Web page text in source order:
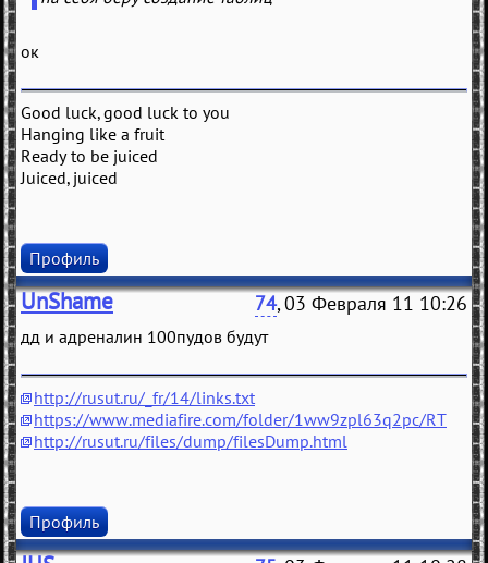
ок
Good luck, good luck to you
Hanging like a fruit
Ready to be juiced
Juiced, juiced
Профиль
UnShame 74, 03 Февраля 11 10:26
дд и адреналин 100пудов будут
http://rusut.ru/_fr/14/links.txt
https://www.mediafire.com/folder/1ww9zpl63q2pc/RT
http://rusut.ru/files/dump/filesDump.html
Профиль